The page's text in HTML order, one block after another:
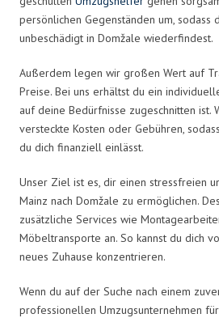
persönlichen Gegenständen um, sodass
unbeschädigt in Domžale wiederfindest.
Außerdem legen wir großen Wert auf
Preise. Bei uns erhältst du ein
auf deine Bedürfnisse zugeschnitten ist.
versteckte Kosten oder Gebühren,
du dich finanziell einlässt.
Unser Ziel ist es, dir einen stressfreien
Mainz nach Domžale zu ermöglichen.
zusätzliche Services wie
Möbeltransporte an. So kannst du dich
neues Zuhause konzentrieren.
Wenn du auf der Suche nach einem
professionellen Umzugsunternehmen